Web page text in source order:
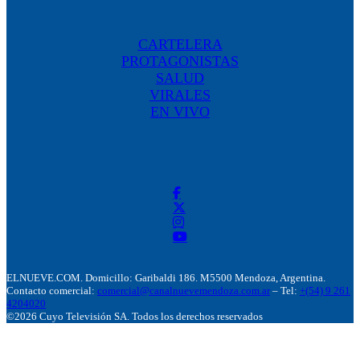
CARTELERA
PROTAGONISTAS
SALUD
VIRALES
EN VIVO
ELNUEVE.COM. Domicillo: Garibaldi 186. M5500 Mendoza, Argentina.
Contacto comercial: comercial@canalnuevemendoza.com.ar – Tel: +(54) 9 261
4204020
©2026 Cuyo Televisión SA. Todos los derechos reservados